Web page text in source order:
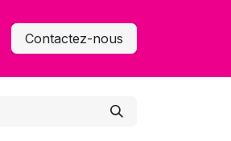
Contactez-nous